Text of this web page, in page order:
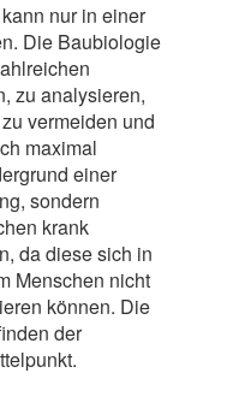
nur in einer
Die Baubiologie
zu analysieren,
vermeiden und
maximal
einer
sondern
krank
da diese sich in
Menschen nicht
können. Die
der